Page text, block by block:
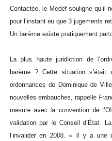
Contactée, le Medef souligne qu’il
pour l’instant eu que 3 jugements
Un barème existe pratiquement
La plus haute juridiction de
barème ? Cette situation
ordonnances de Dominique de
nouvelles embauches, rappelle
mesure avec la convention de
validation par le Conseil d’État.
l’invalider en 2008. « Il y a une